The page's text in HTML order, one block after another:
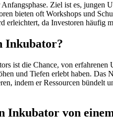
Ziel ist es, jungen
bieten oft Workshops und
da Investoren häufig
Inkubator?
ist die Chance, von
und Tiefen erlebt haben.
indem er Ressourcen bündelt
Inkubator von